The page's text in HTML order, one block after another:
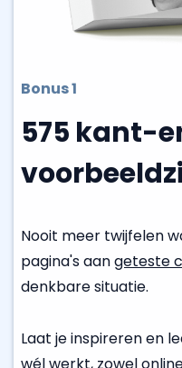
Bonus 1
575 kant-
Nooit meer twijfelen
pagina's aangeteste
denkbare situatie.
Laat je inspireren en